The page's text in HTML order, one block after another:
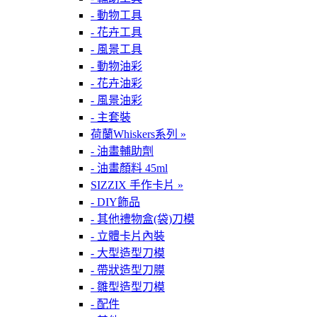
- 動物工具
- 花卉工具
- 風景工具
- 動物油彩
- 花卉油彩
- 風景油彩
- 主套裝
荷蘭Whiskers系列 »
- 油畫輔助劑
- 油畫顏料 45ml
SIZZIX 手作卡片 »
- DIY飾品
- 其他禮物盒(袋)刀模
- 立體卡片內裝
- 大型造型刀模
- 帶狀造型刀膜
- 雛型造型刀模
- 配件